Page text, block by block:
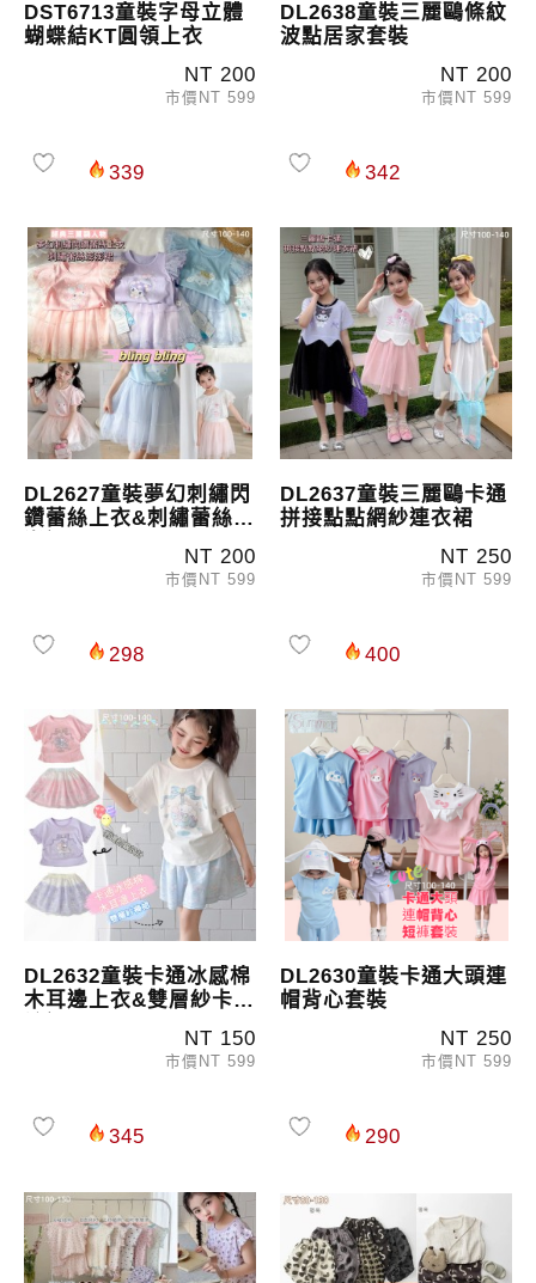
DST6713童裝字母立體
蝴蝶結KT圓領上衣
NT 200
市價NT 599
339
DL2638童裝三麗鷗條紋
波點居家套裝
NT 200
市價NT 599
342
DL2627童裝夢幻刺繡閃
鑽蕾絲上衣&刺繡蕾絲澎
NT 200
市價NT 599
298
DL2637童裝三麗鷗卡通
拼接點點網紗連衣裙
NT 250
市價NT 599
400
DL2632童裝卡通冰感棉
木耳邊上衣&雙層紗卡通
NT 150
市價NT 599
345
DL2630童裝卡通大頭連
帽背心套裝
NT 250
市價NT 599
290